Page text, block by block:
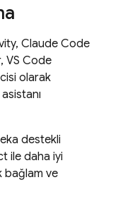
, Claude Code
VS Code
olarak
destekli
ile daha iyi
bağlam ve